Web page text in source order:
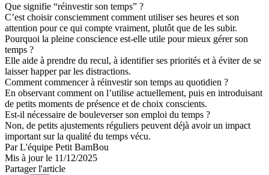
Que signifie “réinvestir son temps” ?
C’est choisir consciemment comment utiliser ses heures et son
attention pour ce qui compte vraiment, plutôt que de les subir.
Pourquoi la pleine conscience est-elle utile pour mieux gérer son
temps ?
Elle aide à prendre du recul, à identifier ses priorités et à éviter de se
laisser happer par les distractions.
Comment commencer à réinvestir son temps au quotidien ?
En observant comment on l’utilise actuellement, puis en introduisant
de petits moments de présence et de choix conscients.
Est-il nécessaire de bouleverser son emploi du temps ?
Non, de petits ajustements réguliers peuvent déjà avoir un impact
important sur la qualité du temps vécu.
ParL'équipe Petit BamBou
Mis à jour le 11/12/2025
Partager l'article